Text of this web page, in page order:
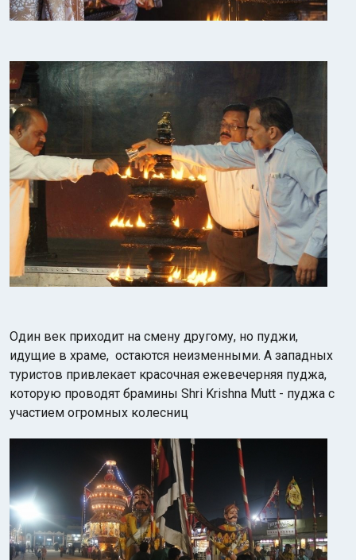
Один век приходит на смену другому, но пуджи,
идущие в храме, остаются неизменными. А западных
туристов привлекает красочная ежевечерняя пуджа,
которую проводят брамины Shri Krishna Mutt - пуджа с
участием огромных колесниц